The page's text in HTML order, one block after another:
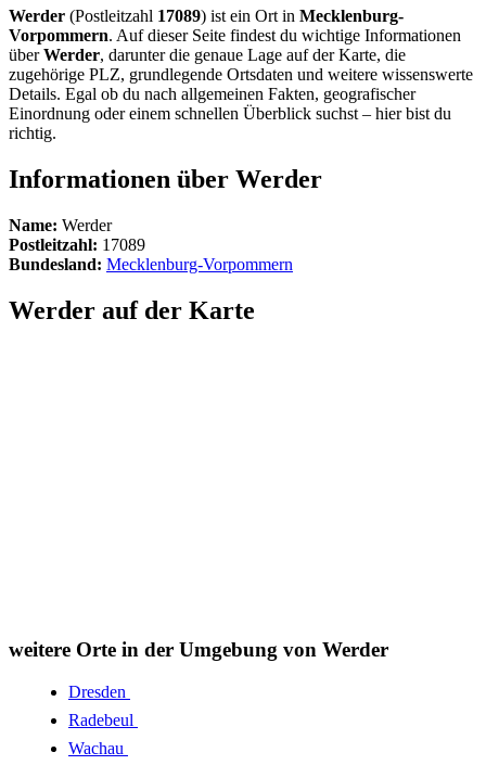
Werder (Postleitzahl 17089) ist ein Ort in Mecklenburg-
Vorpommern. Auf dieser Seite findest du wichtige Informationen
überWerder, darunter die genaue Lage auf der Karte, die
zugehörige PLZ, grundlegende Ortsdaten und weitere wissenswerte
Details. Egal ob du nach allgemeinen Fakten, geografischer
Einordnung oder einem schnellen Überblick suchst – hier bist du
richtig.
Informationen über Werder
Name: Werder
Postleitzahl: 17089
Bundesland: Mecklenburg-Vorpommern
Werder auf der Karte
weitere Orte in der Umgebung von Werder
Dresden
Radebeul
Wachau